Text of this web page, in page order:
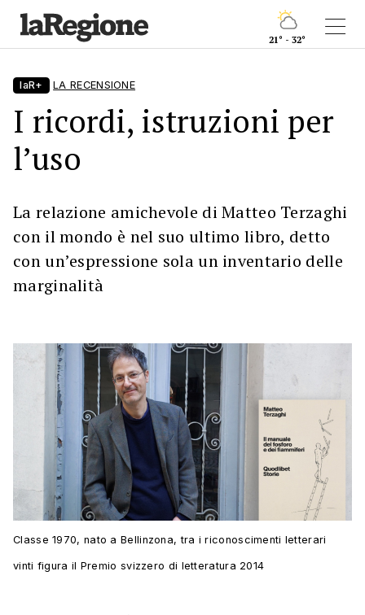
21° - 32°
laR+ LA RECENSIONE
I ricordi, istruzioni per
l’uso
La relazione amichevole di Matteo Terzaghi
con il mondo è nel suo ultimo libro, detto
con un’espressione sola un inventario delle
marginalità
Classe 1970, nato a Bellinzona, tra i riconoscimenti letterari
vinti figura il Premio svizzero di letteratura 2014